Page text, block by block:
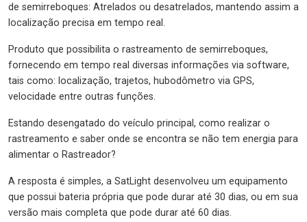
de semirreboques: Atrelados ou desatrelados, mantendo assim a
localização precisa em tempo real.
Produto que possibilita o rastreamento de semirreboques,
fornecendo em tempo real diversas informações via software,
tais como: localização, trajetos, hubodômetro via GPS,
velocidade entre outras funções.
Estando desengatado do veículo principal, como realizar o
rastreamento e saber onde se encontra se não tem energia para
alimentar o Rastreador?
A resposta é simples, a SatLight desenvolveu um equipamento
que possui bateria própria que pode durar até 30 dias, ou em sua
versão mais completa que pode durar até 60 dias.